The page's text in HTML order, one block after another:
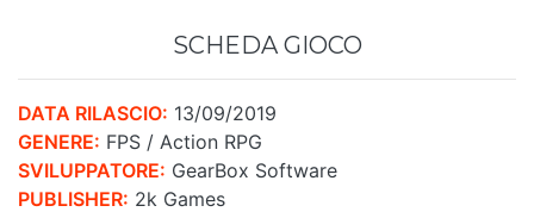
SCHEDA GIOCO
DATA RILASCIO: 13/09/2019
GENERE: FPS / Action RPG
SVILUPPATORE: GearBox Software
PUBLISHER: 2k Games